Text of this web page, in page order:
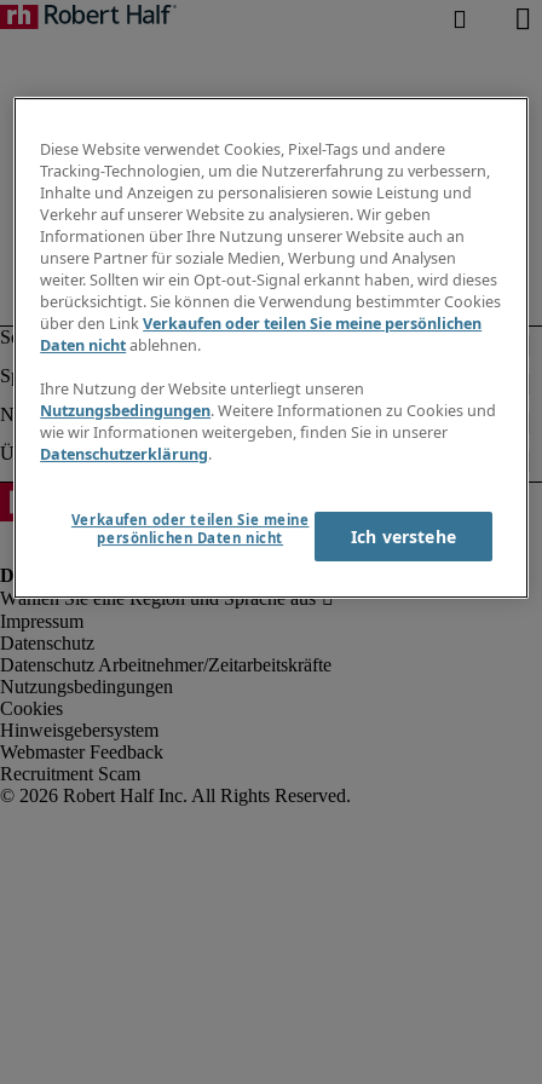
Impressum
Datenschutz
Datenschutz Arbeitnehmer/Zeitarbeitskräfte
Nutzungsbedingungen
Cookies
Hinweisgebersystem
Webmaster Feedback
Recruitment Scam
Diese Website verwendet Cookies, Pixel-Tags und andere
Tracking-Technologien, um die Nutzererfahrung zu verbessern,
Inhalte und Anzeigen zu personalisieren sowie Leistung und
Verkehr auf unserer Website zu analysieren. Wir geben
Informationen über Ihre Nutzung unserer Website auch an
unsere Partner für soziale Medien, Werbung und Analysen
weiter. Sollten wir ein Opt-out-Signal erkannt haben, wird dieses
berücksichtigt. Sie können die Verwendung bestimmter Cookies
über den LinkVerkaufen oder teilen Sie meine persönlichen
Daten nichtablehnen.
Ihre Nutzung der Website unterliegt unseren
Nutzungsbedingungen. Weitere Informationen zu Cookies und
wie wir Informationen weitergeben, finden Sie in unserer
Datenschutzerklärung.
Verkaufen oder teilen Sie meine
persönlichen Daten nicht
Ich verstehe